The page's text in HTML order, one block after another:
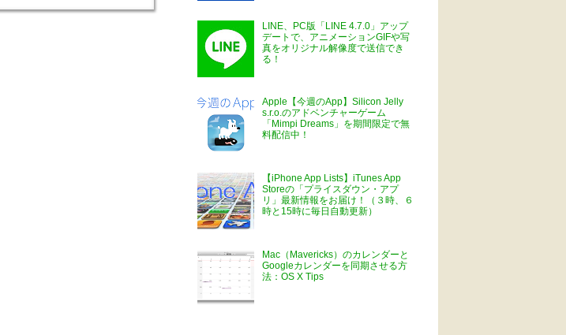
LINE、PC版「LINE 4.7.0」アップ
デートで、アニメーションGIFや写
真をオリジナル解像度で送信でき
る！
Apple【今週のApp】Silicon Jelly
s.r.o.のアドベンチャーゲーム
「Mimpi Dreams」を期間限定で無
料配信中！
【iPhone App Lists】iTunes App
Storeの「プライスダウン・アプ
リ」最新情報をお届け！（３時、６
時と15時に毎日自動更新）
Mac（Mavericks）のカレンダーと
Googleカレンダーを同期させる方
法：OS X Tips